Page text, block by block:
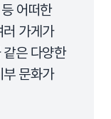
어떠한
러 가게가
은 다양한
부 문화가